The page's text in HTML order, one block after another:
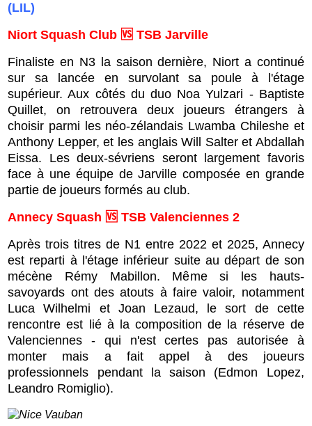
(LIL)
Niort Squash Club 🆚 TSB Jarville
Finaliste en N3 la saison dernière, Niort a continué
sur sa lancée en survolant sa poule à l'étage
supérieur. Aux côtés du duo Noa Yulzari - Baptiste
Quillet, on retrouvera deux joueurs étrangers à
choisir parmi les néo-zélandais Lwamba Chileshe et
Anthony Lepper, et les anglais Will Salter et Abdallah
Eissa. Les deux-sévriens seront largement favoris
face à une équipe de Jarville composée en grande
partie de joueurs formés au club.
Annecy Squash 🆚 TSB Valenciennes 2
Après trois titres de N1 entre 2022 et 2025, Annecy
est reparti à l'étage inférieur suite au départ de son
mécène Rémy Mabillon. Même si les hauts-
savoyards ont des atouts à faire valoir, notamment
Luca Wilhelmi et Joan Lezaud, le sort de cette
rencontre est lié à la composition de la réserve de
Valenciennes - qui n'est certes pas autorisée à
monter mais a fait appel à des joueurs
professionnels pendant la saison (Edmon Lopez,
Leandro Romiglio).